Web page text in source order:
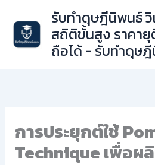
content
รับทำดุษฎีนิพนธ์ วิ
สถิติขั้นสูง ราคายุ
ถือได้ - รับทำดุษ
การประยุกต์ใช้
Technique เพื่อผ